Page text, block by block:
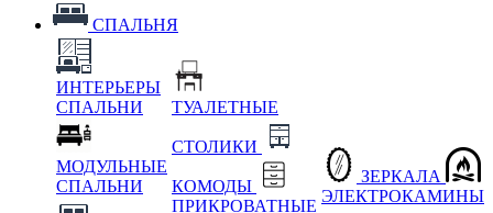
СПАЛЬНЯ
ИНТЕРЬЕРЫ
СПАЛЬНИ
МОДУЛЬНЫЕ
СПАЛЬНИ
ТУАЛЕТНЫЕ
СТОЛИКИ
КОМОДЫ
ПРИКРОВАТНЫЕ
ЗЕРКАЛА
ЭЛЕКТРОКАМИНЫ